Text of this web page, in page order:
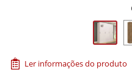
Ler informações do produto